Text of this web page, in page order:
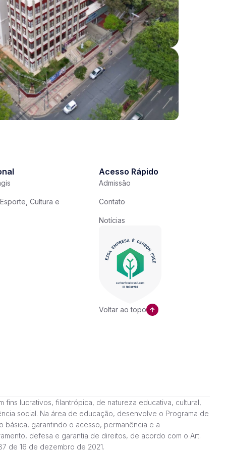
Cultura e
Acesso Rápido
Admissão
Contato
Notícias
Voltar ao topo
fins lucrativos, filantrópica, de natureza educativa, cultural,
social. Na área de educação, desenvolve o Programa de
básica, garantindo o acesso, permanência e a
defesa e garantia de direitos, de acordo com o Art.
de 16 de dezembro de 2021.